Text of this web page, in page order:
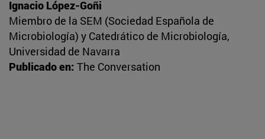
Ignacio López-Goñi
Miembro de la SEM (Sociedad Española de
Microbiología) y Catedrático de Microbiología,
Universidad de Navarra
Publicado en: The Conversation